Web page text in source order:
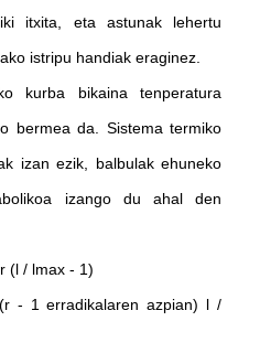
itxita, eta astunak lehertu
istripu handiak eraginez.
kurba bikaina tenperatura
bermea da. Sistema termiko
izan ezik, balbulak ehuneko
izango du ahal den
(l / lmax - 1)
- 1 erradikalaren azpian) l /